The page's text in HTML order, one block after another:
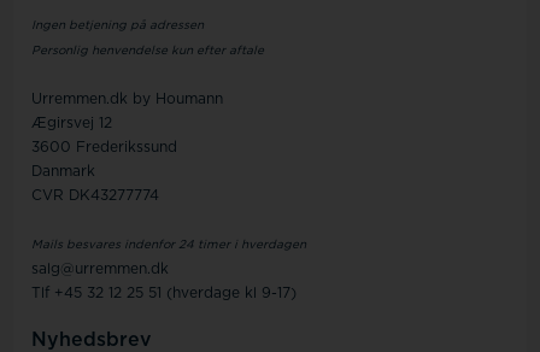
Ingen betjening på adressen
Personlig henvendelse kun efter aftale
Urremmen.dk by Houmann
Ægirsvej 12
3600 Frederikssund
Danmark
CVR DK43277774
Mails besvares indenfor 24 timer i hverdagen
salg@urremmen.dk
Tlf +45 32 12 25 51 (hverdage kl 9-17)
Nyhedsbrev